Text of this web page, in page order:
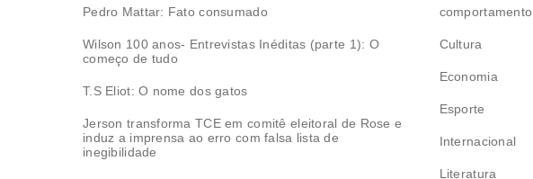
Pedro Mattar: Fato consumado
Wilson 100 anos- Entrevistas Inéditas (parte 1): O
começo de tudo
T.S Eliot: O nome dos gatos
Jerson transforma TCE em comitê eleitoral de Rose e
induz a imprensa ao erro com falsa lista de
inegibilidade
comportamento
Cultura
Economia
Esporte
Internacional
Literatura